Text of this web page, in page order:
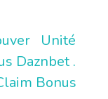
Unité
Daznbet .
Bonus